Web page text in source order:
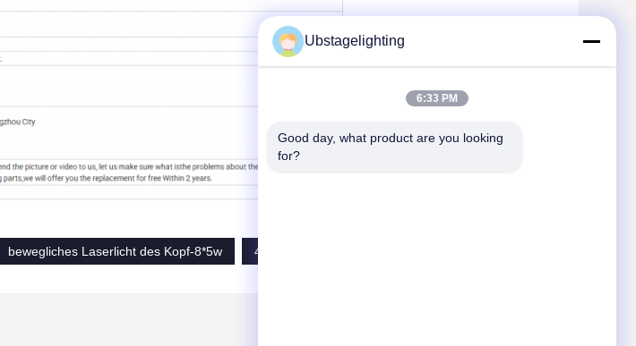
bewegliches Laserlicht des Kopf-8*5w 46ch führte beweglichen Kopf Lasers
Ubstagelighting
6:33 PM
Good day, what product are you looking
for?